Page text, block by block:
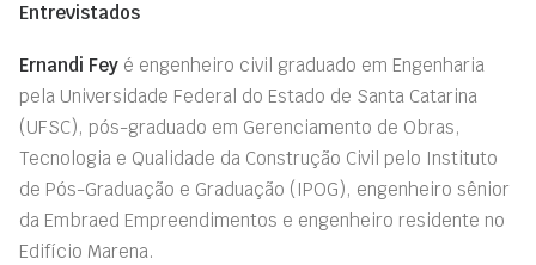
Entrevistados
Ernandi Fey é engenheiro civil graduado em Engenharia
pela Universidade Federal do Estado de Santa Catarina
(UFSC), pós-graduado em Gerenciamento de Obras,
Tecnologia e Qualidade da Construção Civil pelo Instituto
de Pós-Graduação e Graduação (IPOG), engenheiro sênior
da Embraed Empreendimentos e engenheiro residente no
Edifício Marena.